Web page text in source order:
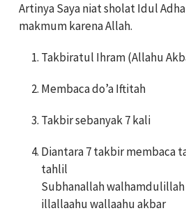
Artinya Saya niat sholat Idul
makmum karena Allah.
Takbiratul Ihram (Allahu
Membaca do’a Iftitah
Takbir sebanyak 7 kali
Diantara 7 takbir membaca
tahlil
Subhanallah walhamdulillah
illallaahu wallaahu akbar